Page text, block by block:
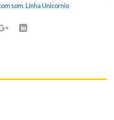
som,Linha Unicornio